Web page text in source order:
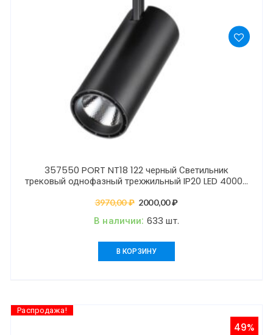
357550 PORT NT18 122 черный Светильник
трековый однофазный трехжильный IP20 LED 4000K
3970,00₽ Первоначальная
цена
3970,00 ₽.
2000,00₽Текущая
В наличии: 633 шт.
В КОРЗИНУ
Распродажа!
49%